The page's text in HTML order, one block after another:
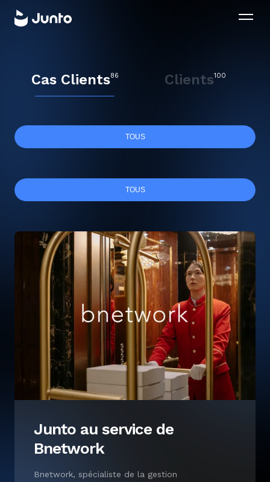
Cas Clients86 Clients100
TOUS
D2C / DNVB
LEADGEN
E-COMMERCE
TOUS
BEAUTÉ & COSMÉTIQUES
CONSEIL
DISTRIBUTION
DIVERTISSEMENT
ELECTROMENAGER
ÉNERGIE & GREENTECH
FAMILLE
Junto au service de
Bnetwork
Bnetwork, spécialiste de la gestion